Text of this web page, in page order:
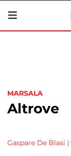
MARSALA
Altrove
Gaspare De Blasi |